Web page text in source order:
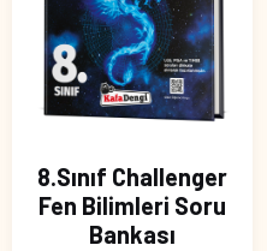
8.Sınıf Challenger
Fen Bilimleri Soru
Bankası